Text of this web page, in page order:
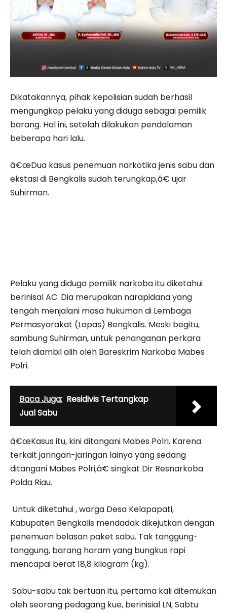
Dikatakannya, pihak kepolisian sudah berhasil
mengungkap pelaku yang diduga sebagai pemilik
barang. Hal ini, setelah dilakukan pendalaman
beberapa hari lalu.
â€œDua kasus penemuan narkotika jenis sabu dan
ekstasi di Bengkalis sudah terungkap,â€ ujar
Suhirman.
Pelaku yang diduga pemilik narkoba itu diketahui
berinisal AC. Dia merupakan narapidana yang
tengah menjalani masa hukuman di Lembaga
Permasyarakat (Lapas) Bengkalis. Meski begitu,
sambung Suhirman, untuk penanganan perkara
telah diambil alih oleh Bareskrim Narkoba Mabes
Polri.
Baca Juga: Residivis Tertangkap
Jual Sabu
â€œKasus itu, kini ditangani Mabes Polri. Karena
terkait jaringan-jaringan lainya yang sedang
ditangani Mabes Polri,â€ singkat Dir Resnarkoba
Polda Riau.
Untuk diketahui , warga Desa Kelapapati,
Kabupaten Bengkalis mendadak dikejutkan dengan
penemuan belasan paket sabu. Tak tanggung-
tanggung, barang haram yang bungkus rapi
mencapai berat 18,8 kilogram (kg).
Sabu-sabu tak bertuan itu, pertama kali ditemukan
oleh seorang pedagang kue, berinisial LN, Sabtu